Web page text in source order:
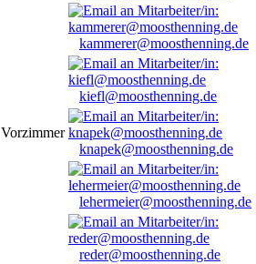
kammerer@moosthenning.de
kiefl@moosthenning.de
Vorzimmer
knapek@moosthenning.de
lehermeier@moosthenning.de
reder@moosthenning.de